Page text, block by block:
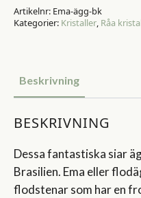
Bergkristall
mängd
Artikelnr: Ema-ägg-bk
Kategorier: Kristaller Råa
Beskrivning
BESKRIVNING
Dessa fantastiska siar
Brasilien. Ema eller
flodstenar som har en